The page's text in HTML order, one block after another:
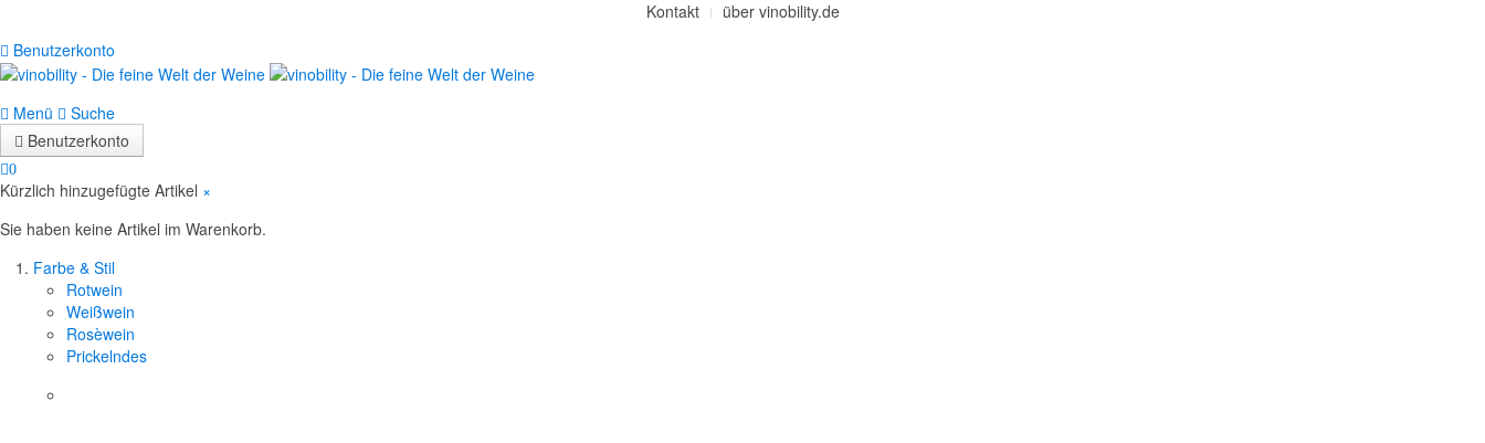
Kontakt
über vinobility.de
Benutzerkonto
Menü
Suche
Benutzerkonto
0
Kürzlich hinzugefügte Artikel ×
Sie haben keine Artikel im Warenkorb.
Farbe & Stil
Rotwein
Weißwein
Rosèwein
Prickelndes